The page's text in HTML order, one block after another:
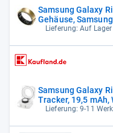
Samsung Galaxy
Gehäuse,
Lieferung: Auf Lager
Samsung Galaxy
Tracker, 19,5 mAh,
Lieferung: 9-11